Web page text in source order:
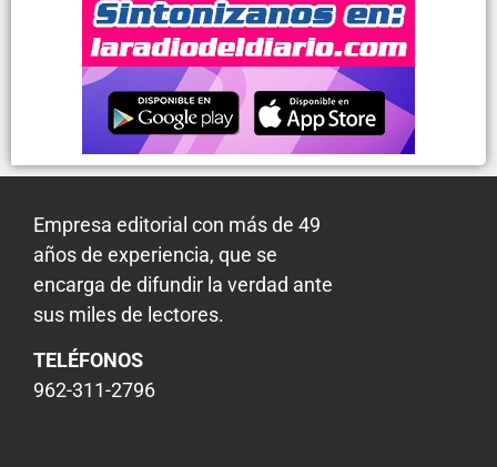
Empresa editorial con más de 49
años de experiencia, que se
encarga de difundir la verdad ante
sus miles de lectores.
TELÉFONOS
962-311-2796